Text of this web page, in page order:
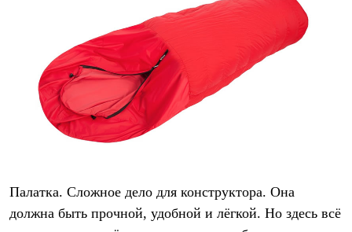
Палатка. Сложное дело для конструктора. Она
должна быть прочной, удобной и лёгкой. Но здесь всё